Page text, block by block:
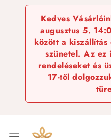
Kedves
augusztus 5.
között a
szünetel. Az
rendeléseket és
17-től